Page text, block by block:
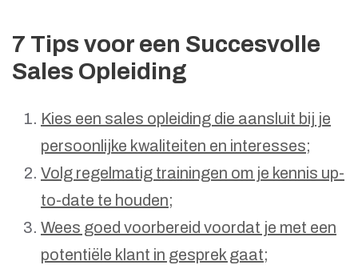
7 Tips voor een Succesvolle
Sales Opleiding
Kies een sales opleiding die aansluit bij je
persoonlijke kwaliteiten en interesses;
Volg regelmatig trainingen om je kennis up-
to-date te houden;
Wees goed voorbereid voordat je met een
potentiële klant in gesprek gaat;